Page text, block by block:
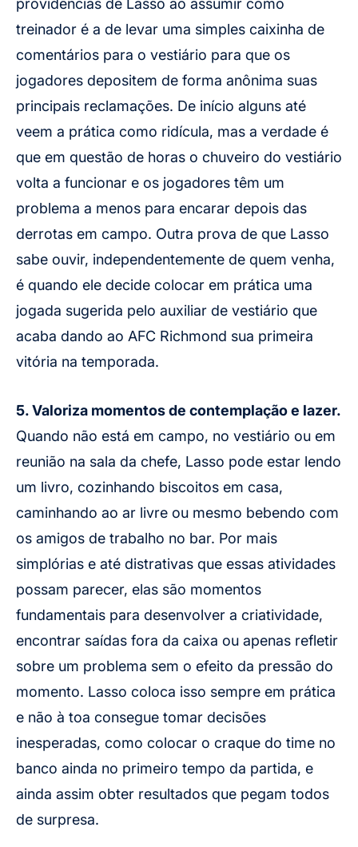
providências de Lasso ao assumir como
treinador é a de levar uma simples caixinha de
comentários para o vestiário para que os
jogadores depositem de forma anônima suas
principais reclamações. De início alguns até
veem a prática como ridícula, mas a verdade é
que em questão de horas o chuveiro do vestiário
volta a funcionar e os jogadores têm um
problema a menos para encarar depois das
derrotas em campo. Outra prova de que Lasso
sabe ouvir, independentemente de quem venha,
é quando ele decide colocar em prática uma
jogada sugerida pelo auxiliar de vestiário que
acaba dando ao AFC Richmond sua primeira
vitória na temporada.
5. Valoriza momentos de contemplação e lazer.
Quando não está em campo, no vestiário ou em
reunião na sala da chefe, Lasso pode estar lendo
um livro, cozinhando biscoitos em casa,
caminhando ao ar livre ou mesmo bebendo com
os amigos de trabalho no bar. Por mais
simplórias e até distrativas que essas atividades
possam parecer, elas são momentos
fundamentais para desenvolver a criatividade,
encontrar saídas fora da caixa ou apenas refletir
sobre um problema sem o efeito da pressão do
momento. Lasso coloca isso sempre em prática
e não à toa consegue tomar decisões
inesperadas, como colocar o craque do time no
banco ainda no primeiro tempo da partida, e
ainda assim obter resultados que pegam todos
de surpresa.